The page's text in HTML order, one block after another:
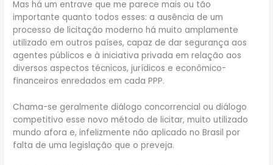
Mas há um entrave que me parece mais ou tão
importante quanto todos esses: a ausência de um
processo de licitação moderno há muito amplamente
utilizado em outros países, capaz de dar segurança aos
agentes públicos e à iniciativa privada em relação aos
diversos aspectos técnicos, jurídicos e econômico-
financeiros enredados em cada PPP.
Chama-se geralmente diálogo concorrencial ou diálogo
competitivo esse novo método de licitar, muito utilizado
mundo afora e, infelizmente não aplicado no Brasil por
falta de uma legislação que o preveja.